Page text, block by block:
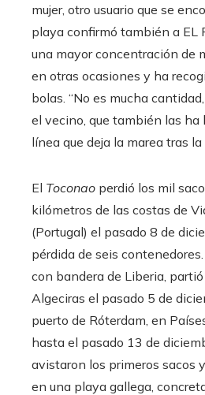
mujer, otro usuario que se
playa confirmó también a EL
una mayor concentración de
en otras ocasiones y ha
bolas. “No es mucha
el vecino, que también las ha
línea que deja la marea tras la
El Toconao perdió los mil
kilómetros de las costas de
(Portugal) el pasado 8 de
pérdida de seis
con bandera de Liberia,
Algeciras el pasado 5 de
puerto de Róterdam, en
hasta el pasado 13 de
avistaron los primeros sacos
en una playa gallega,